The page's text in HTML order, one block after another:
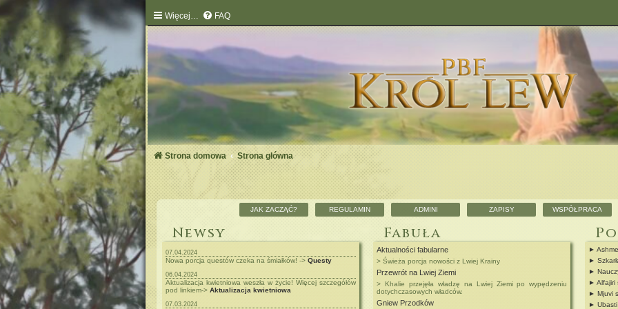
Więcej… FAQ
Strona domowa Strona główna
JAK ZACZĄĆ? REGULAMIN ADMINI ZAPISY WSPÓŁPRACA
Newsy
07.04.2024
Nowa porcja questów czeka na śmiałków! -> Questy
06.04.2024
Aktualizacja kwietniowa weszła w życie! Więcej szczegółów
pod linkiem-> Aktualizacja kwietniowa
07.03.2024
Fabuła
Aktualności fabularne
> Świeża porcja nowości z Lwiej Krainy
Przewrót na Lwiej Ziemi
> Khalie przejęła władzę na Lwiej Ziemi po wypędzeniu
dotychczasowych władców.
Gniew Przodków
►
►
►
► Alfajiri
► Mjuvi
► Ubasti